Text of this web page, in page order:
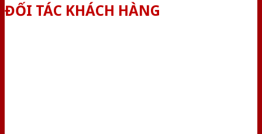
ĐỐI TÁC KHÁCH HÀNG